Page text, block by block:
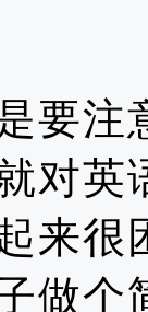
要注
对英
来很
做个